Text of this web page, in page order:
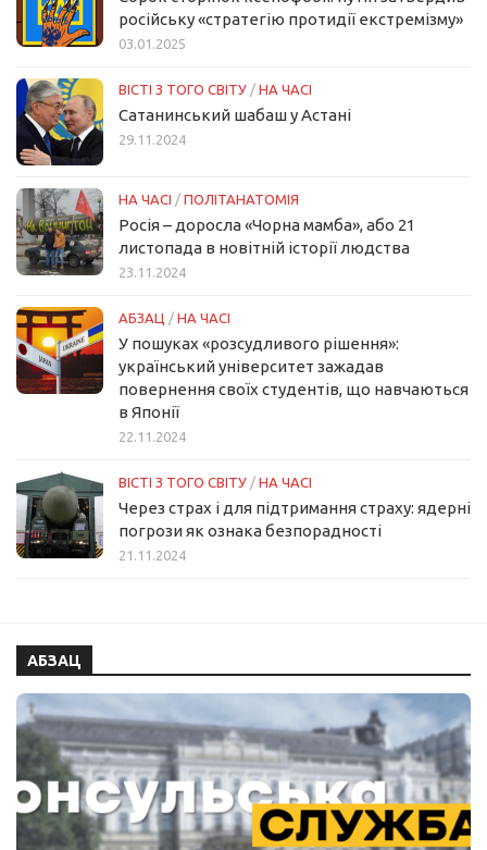
російську «стратегію протидії екстремізму»
03.01.2025
ВІСТІ З ТОГО СВІТУ / НА ЧАСІ
Сатанинський шабаш у Астані
29.11.2024
НА ЧАСІ / ПОЛІТАНАТОМІЯ
Росія – доросла «Чорна мамба», або 21
листопада в новітній історії людства
23.11.2024
АБЗАЦ / НА ЧАСІ
У пошуках «розсудливого рішення»:
український університет зажадав
повернення своїх студентів, що навчаються
в Японії
22.11.2024
ВІСТІ З ТОГО СВІТУ / НА ЧАСІ
Через страх і для підтримання страху: ядерні
погрози як ознака безпорадності
21.11.2024
АБЗАЦ